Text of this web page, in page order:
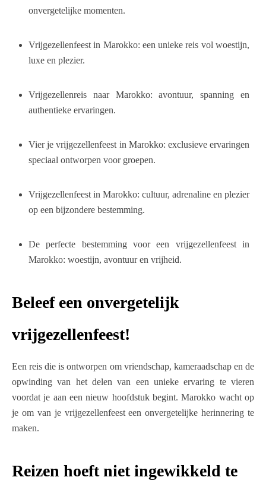
onvergetelijke momenten.
Vrijgezellenfeest in Marokko: een unieke reis vol woestijn,
luxe en plezier.
Vrijgezellenreis naar Marokko: avontuur, spanning en
authentieke ervaringen.
Vier je vrijgezellenfeest in Marokko: exclusieve ervaringen
speciaal ontworpen voor groepen.
Vrijgezellenfeest in Marokko: cultuur, adrenaline en plezier
op een bijzondere bestemming.
De perfecte bestemming voor een vrijgezellenfeest in
Marokko: woestijn, avontuur en vrijheid.
Beleef een onvergetelijk
vrijgezellenfeest!
Een reis die is ontworpen om vriendschap, kameraadschap en de
opwinding van het delen van een unieke ervaring te vieren
voordat je aan een nieuw hoofdstuk begint. Marokko wacht op
je om van je vrijgezellenfeest een onvergetelijke herinnering te
maken.
Reizen hoeft niet ingewikkeld te